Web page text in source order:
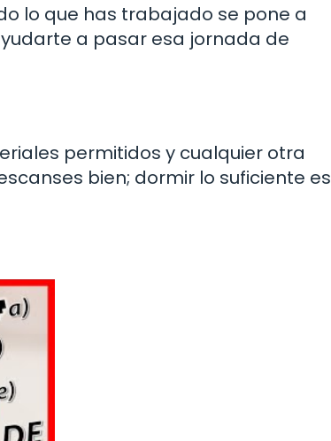
lo que has trabajado se pone a
a pasar esa jornada de
permitidos y cualquier otra
bien; dormir lo suficiente es